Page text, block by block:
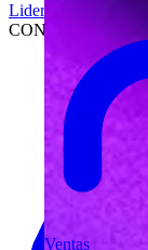
Ventas
Liderazgo